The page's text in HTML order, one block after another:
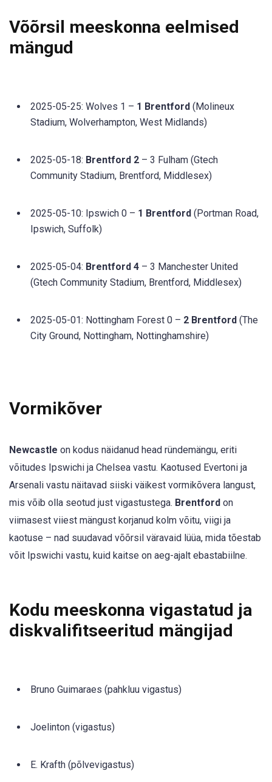
Võõrsil meeskonna eelmised
mängud
2025-05-25: Wolves 1 – 1 Brentford (Molineux
Stadium, Wolverhampton, West Midlands)
2025-05-18: Brentford 2 – 3 Fulham (Gtech
Community Stadium, Brentford, Middlesex)
2025-05-10: Ipswich 0 – 1 Brentford (Portman Road,
Ipswich, Suffolk)
2025-05-04: Brentford 4 – 3 Manchester United
(Gtech Community Stadium, Brentford, Middlesex)
2025-05-01: Nottingham Forest 0 – 2 Brentford (The
City Ground, Nottingham, Nottinghamshire)
Vormikõver
Newcastle on kodus näidanud head ründemängu, eriti
võitudes Ipswichi ja Chelsea vastu. Kaotused Evertoni ja
Arsenali vastu näitavad siiski väikest vormikõvera langust,
mis võib olla seotud just vigastustega. Brentford on
viimasest viiest mängust korjanud kolm võitu, viigi ja
kaotuse – nad suudavad võõrsil väravaid lüüa, mida tõestab
võit Ipswichi vastu, kuid kaitse on aeg-ajalt ebastabiilne.
Kodu meeskonna vigastatud ja
diskvalifitseeritud mängijad
Bruno Guimaraes (pahkluu vigastus)
Joelinton (vigastus)
E. Krafth (põlvevigastus)